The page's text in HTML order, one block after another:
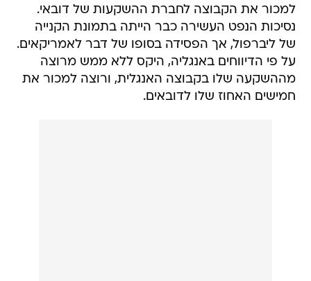
למכור את הקבוצה לחברת ההשקעות של דובאי.
נסיכות הנפט העשירה כבר הייתה בתמונת הקנייה
של ליברפול, אך הפסידה בסופו של דבר לאמריקאים.
על פי הדיווחים באנגליה, היקס ללא ממש מרוצה
מההשקעה שלו בקבוצה האנגלית, ורוצה למכור את
חמישים האחוז שלו לדובאים.